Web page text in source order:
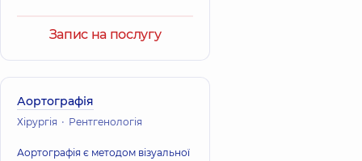
Запис на послугу
Аортографія
Хірургія Рентгенологія
Аортографія є методом візуальної